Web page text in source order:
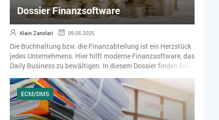
Dossier Finanzsoftware
Alain Zanolari 09.05.2025
Die Buchhaltung bzw. die Finanzabteilung ist ein Herzstück
jedes Unternehmens. Hier hilft moderne Finanzsoftware, das
Daily Business zu bewältigen. In diesem Dossier finden Sie
Buchhaltung, Finanzsoftware und Zahlungsverkehr.
ECM/DMS